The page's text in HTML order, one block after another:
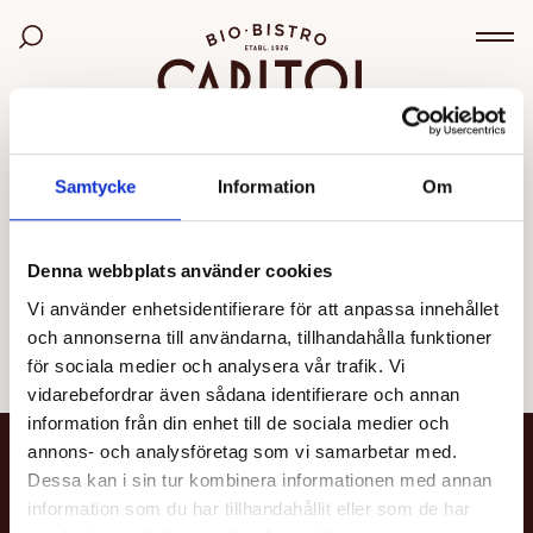
Samtycke Information Om
Denna webbplats använder cookies
Vi använder enhetsidentifierare för att anpassa innehållet
och annonserna till användarna, tillhandahålla funktioner
för sociala medier och analysera vår trafik. Vi
vidarebefordrar även sådana identifierare och annan
information från din enhet till de sociala medier och
annons- och analysföretag som vi samarbetar med.
Dessa kan i sin tur kombinera informationen med annan
information som du har tillhandahållit eller som de har
Bio Capitol
Sök bland filmer
OGILTIG VISNING
längre att boka.
Se alla filmer
NYHETSBREV